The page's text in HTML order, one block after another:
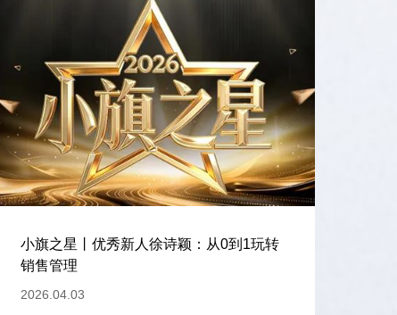
小旗之星丨优秀新人徐诗颖：从0到1玩转
销售管理
2026.04.03